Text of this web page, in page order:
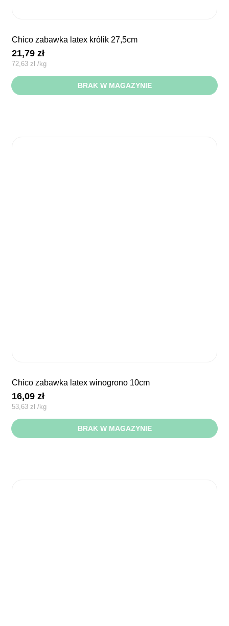
chico zabawka latex królik 27,5cm
21,79zł
72,63 zł /kg
BRAK W MAGAZYNIE
chico zabawka latex winogrono 10cm
16,09zł
53,63zł /kg
BRAK W MAGAZYNIE